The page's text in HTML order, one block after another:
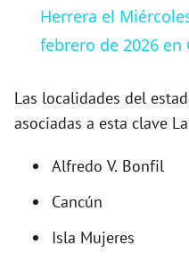
Herrera el
febrero de 2026 en
Las localidades del
asociadas a esta clave
Alfredo V. Bonfil
Cancún
Isla Mujeres